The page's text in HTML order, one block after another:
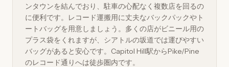
ンタウンを結んでおり、駐車の心配なく複数店を回るの
に便利です。レコード運搬用に丈夫なバックパックやト
ートバッグを用意しましょう。多くの店がビニール用の
プラス袋をくれますが、シアトルの坂道では運びやすい
バッグがあると安心です。Capitol Hill駅からPike/Pine
のレコード通りへは徒歩圏内です。